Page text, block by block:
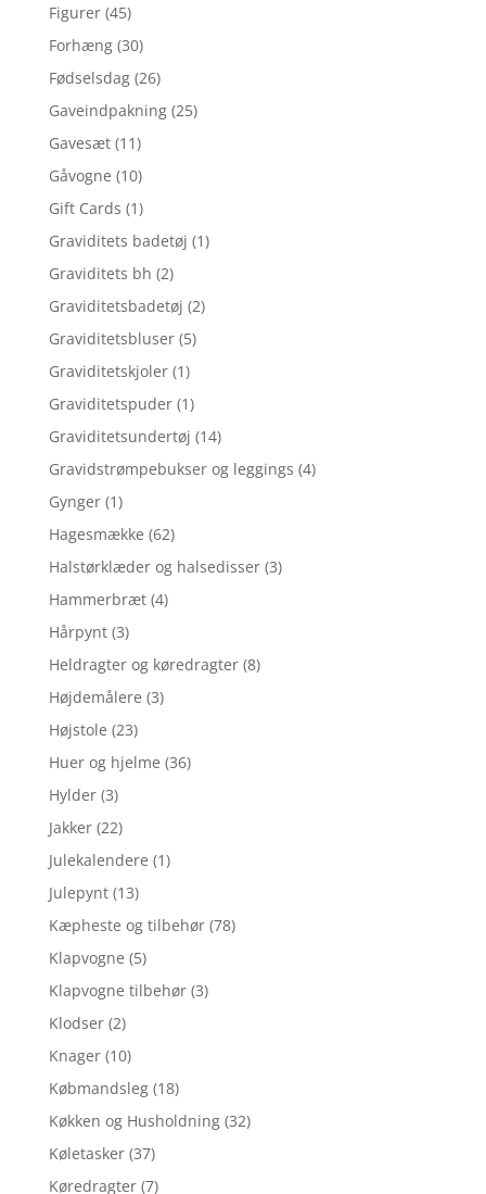
Figurer (45)
Forhæng (30)
Fødselsdag (26)
Gaveindpakning (25)
Gavesæt (11)
Gåvogne (10)
Gift Cards (1)
Graviditets badetøj (1)
Graviditets bh (2)
Graviditetsbadetøj (2)
Graviditetsbluser (5)
Graviditetskjoler (1)
Graviditetspuder (1)
Graviditetsundertøj (14)
Gravidstrømpebukser og leggings (4)
Gynger (1)
Hagesmække (62)
Halstørklæder og halsedisser (3)
Hammerbræt (4)
Hårpynt (3)
Heldragter og køredragter (8)
Højdemålere (3)
Højstole (23)
Huer og hjelme (36)
Hylder (3)
Jakker (22)
Julekalendere (1)
Julepynt (13)
Kæpheste og tilbehør (78)
Klapvogne (5)
Klapvogne tilbehør (3)
Klodser (2)
Knager (10)
Købmandsleg (18)
Køkken og Husholdning (32)
Køletasker (37)
Køredragter (7)